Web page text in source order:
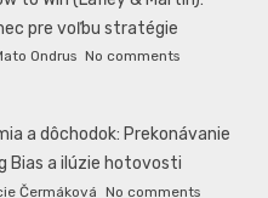
pre voľbu stratégie
Ondrus No comments
a dôchodok: Prekonávanie
Bias a ilúzie hotovosti
Čermáková No comments